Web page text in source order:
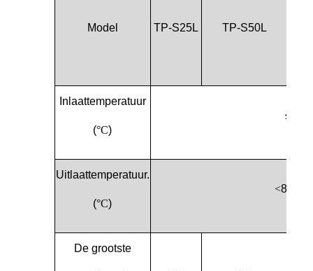
Model TP-S25L TP-S50L
Inlaattemperatuur
(°C)
≤ 350
Uitlaattemperatuur.
(°C)
<80 tot
De grootste